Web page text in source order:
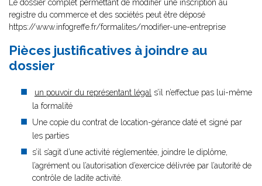
Le dossier complet permettant de modifier une inscription au
registre du commerce et des sociétés peut être déposé
https://www.infogreffe.fr/formalites/modifier-une-entreprise
Pièces justificatives à joindre au
dossier
un pouvoir du représentant légal s’il n’effectue pas lui-même
la formalité
Une copie du contrat de location-gérance daté et signé par
les parties
s’il s’agit d’une activité réglementée, joindre le diplôme,
l’agrément ou l’autorisation d’exercice délivrée par l’autorité de
contrôle de ladite activité.